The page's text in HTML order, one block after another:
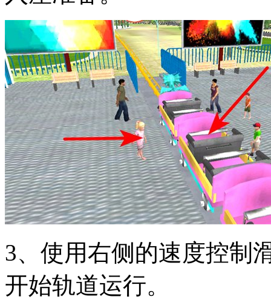
3、使用右侧的速度控制
开始轨道运行。